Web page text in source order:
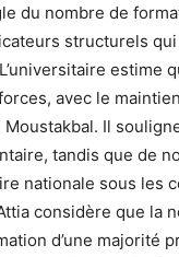
du nombre de
structurels
avec le
Il
tandis que de
nationale sous
considère que la
d’une majorité